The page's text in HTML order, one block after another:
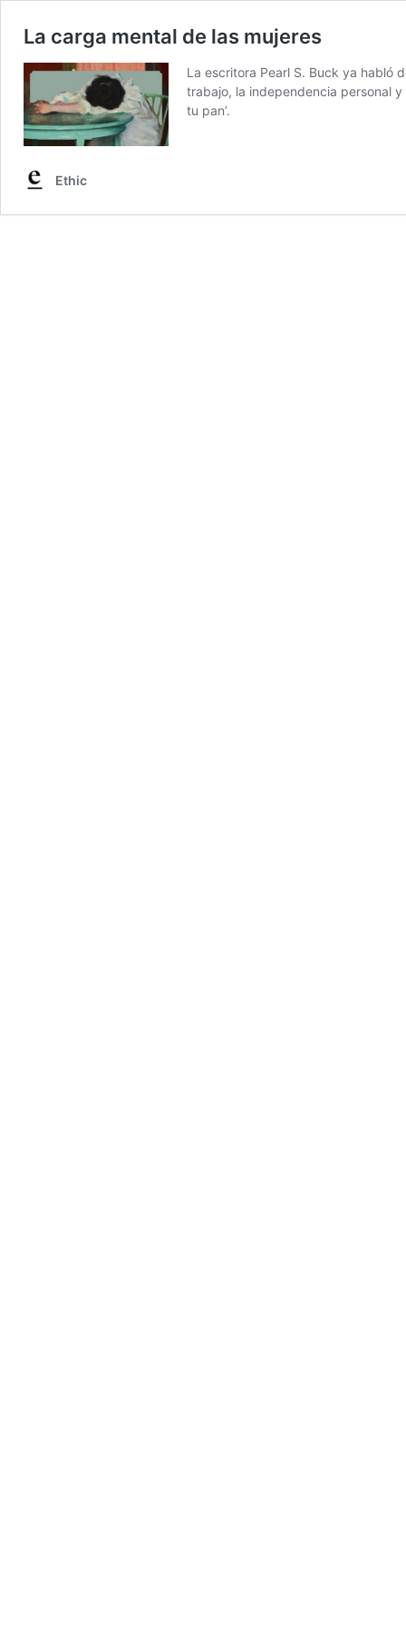
La carga mental de las mujeres
La escritora Pearl S. Buck ya habló
trabajo, la independencia personal
tu pan’.
Ethic